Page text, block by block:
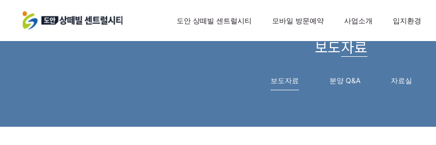
도안 상떼빌 센트럴시티 모바일 방문예약 사업소개 입지환경
보도자료
보도자료 분양 Q&A 자료실